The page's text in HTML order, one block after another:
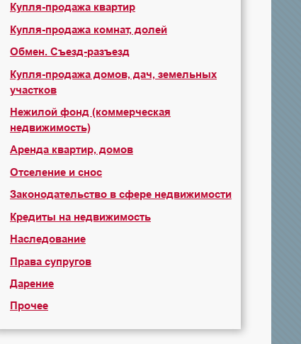
Купля-продажа квартир
Купля-продажа комнат, долей
Обмен. Съезд-разъезд
Купля-продажа домов, дач, земельных
участков
Нежилой фонд (коммерческая
недвижимость)
Аренда квартир, домов
Отселение и снос
Законодательство в сфере недвижимости
Кредиты на недвижимость
Наследование
Права супругов
Дарение
Прочее